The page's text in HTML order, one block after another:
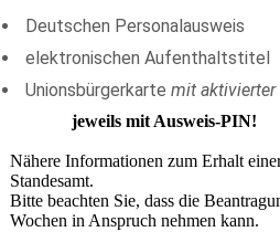
Deutschen Personalausweis
elektronischen Aufenthaltstitel
Unionsbürgerkarte mit aktivierter
jeweils mit Ausweis-PIN!
Nähere Informationen zum Erhalt
Standesamt.
Bitte beachten Sie, dass die
Wochen in Anspruch nehmen kann.